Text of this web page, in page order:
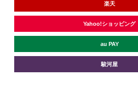
楽天
Yahoo!ショッピング
au PAY
駿河屋